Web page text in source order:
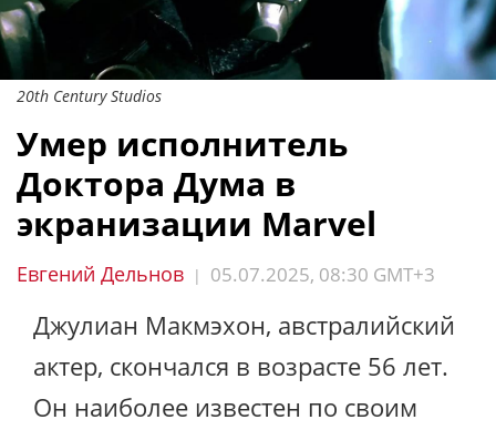
20th Century Studios
Умер исполнитель
Доктора Дума в
экранизации Marvel
Евгений Дельнов | 05.07.2025, 08:30 GMT+3
Джулиан Макмэхон, австралийский
актер, скончался в возрасте 56 лет.
Он наиболее известен по своим